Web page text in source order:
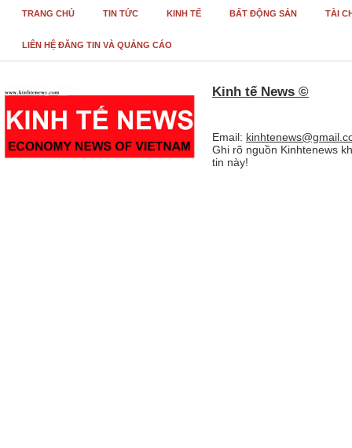
TRANG CHỦ TIN TỨC KINH TẾ BẤT ĐỘNG SẢN TÀI
LIÊN HỆ ĐĂNG TIN VÀ QUẢNG CÁO
Kinh tế News ©
Email:
Ghi rõ nguồn Kinhtenews
tin này!